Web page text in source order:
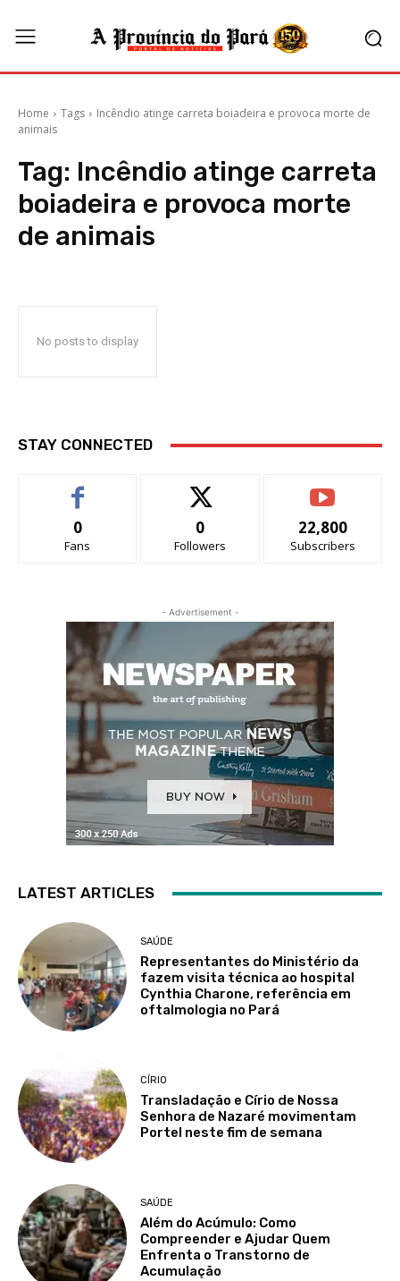
Home Tags
Incêndio atinge carreta boiadeira e provoca morte de
animais
Tag: Incêndio atinge carreta
boiadeira e provoca morte
de animais
No posts to display
STAY CONNECTED
0
Fans
0
Followers
22,800
Subscribers
- Advertisement -
LATEST ARTICLES
SAÚDE
Representantes do Ministério da
fazem visita técnica ao hospital
Cynthia Charone, referência em
oftalmologia no Pará
CÍRIO
Transladação e Círio de Nossa
Senhora de Nazaré movimentam
Portel neste fim de semana
SAÚDE
Além do Acúmulo: Como
Compreender e Ajudar Quem
Enfrenta o Transtorno de
Acumulação